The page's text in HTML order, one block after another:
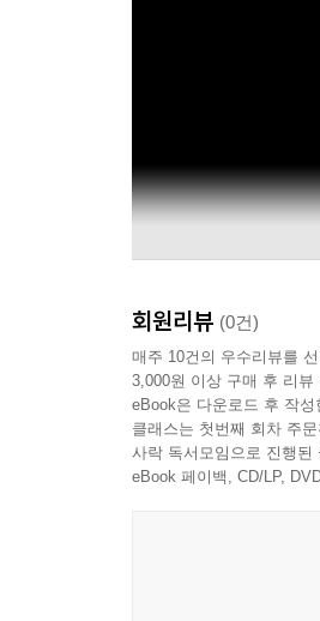
회원리뷰 (0건)
매주 10건의 우수리뷰를
3,000원 이상 구매 후 리뷰
eBook은 다운로드 후 작
클래스는 첫번째 회차 주
사락 독서모임으로 진행
eBook 페이백, CD/LP,